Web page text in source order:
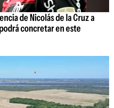
de Nicolás de la Cruz a
concretar en este